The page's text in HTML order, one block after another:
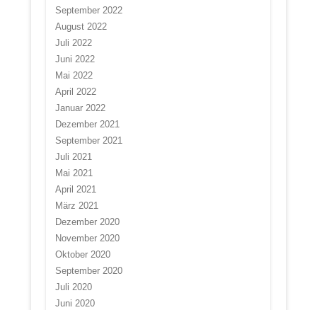
September 2022
August 2022
Juli 2022
Juni 2022
Mai 2022
April 2022
Januar 2022
Dezember 2021
September 2021
Juli 2021
Mai 2021
April 2021
März 2021
Dezember 2020
November 2020
Oktober 2020
September 2020
Juli 2020
Juni 2020